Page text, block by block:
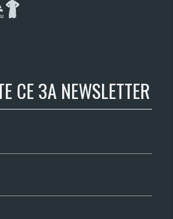
СЕ ЗА NEWSLETTER